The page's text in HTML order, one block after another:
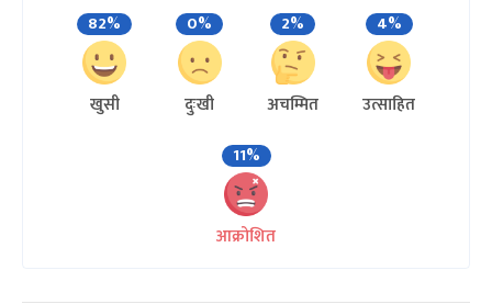
82%
खुसी
0%
दुःखी
2%
अचम्मित
4%
उत्साहित
11%
आक्रोशित